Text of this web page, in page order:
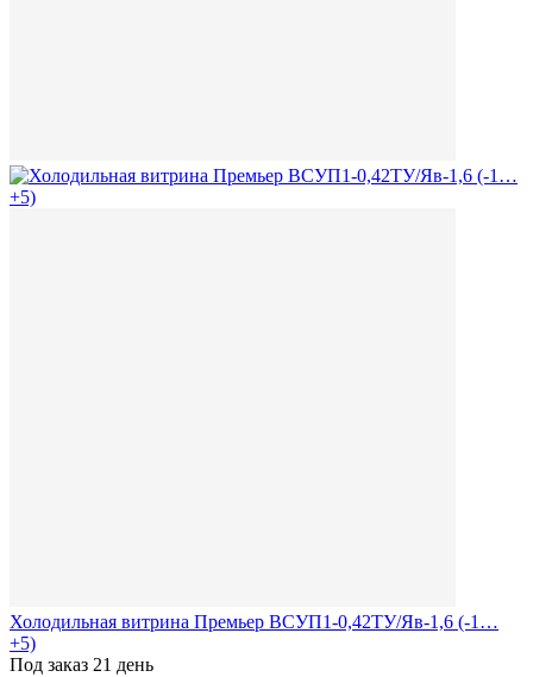
Холодильная витрина Премьер ВСУП1-0,42ТУ/Яв-1,6 (-1…
+5)
Под заказ 21 день